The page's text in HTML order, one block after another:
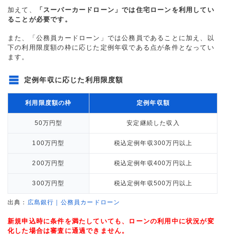
加えて、
「スーパーカードローン」では住宅ローンを利用してい
ることが必要です。
また、「公務員カードローン」では公務員であることに加え、以
下の利用限度額の枠に応じた定例年収である点が条件となってい
ます。
定例年収に応じた利用限度額
利用限度額の枠 定例年収額
50万円型 安定継続した収入
100万円型 税込定例年収300万円以上
200万円型 税込定例年収400万円以上
300万円型 税込定例年収500万円以上
出典： 広島銀行｜公務員カードローン
新規申込時に条件を満たしていても、ローンの利用中に状況が変
化した場合は審査に通過できません。